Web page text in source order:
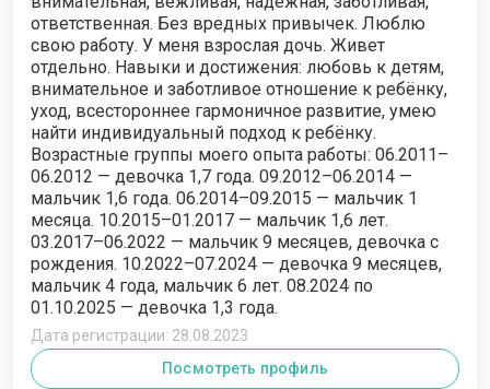
ответственная. Без вредных привычек. Люблю
свою работу. У меня взрослая дочь. Живет
отдельно. Навыки и достижения: любовь к детям,
внимательное и заботливое отношение к ребёнку,
уход, всестороннее гармоничное развитие, умею
найти индивидуальный подход к ребёнку.
Возрастные группы моего опыта работы: 06.2011–
06.2012 — девочка 1,7 года. 09.2012–06.2014 —
мальчик 1,6 года. 06.2014–09.2015 — мальчик 1
месяца. 10.2015–01.2017 — мальчик 1,6 лет.
03.2017–06.2022 — мальчик 9 месяцев, девочка с
рождения. 10.2022–07.2024 — девочка 9 месяцев,
мальчик 4 года, мальчик 6 лет. 08.2024 по
01.10.2025 — девочка 1,3 года.
Дата регистрации: 28.08.2023
Посмотреть профиль